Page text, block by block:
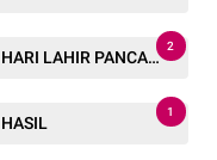
HARI LAHIR PANCASILA
2
HASIL
1